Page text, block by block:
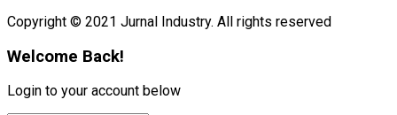
Copyright © 2021 Jurnal Industry. All rights reserved
Welcome Back!
Login to your account below